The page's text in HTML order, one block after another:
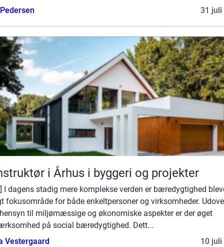
31 juli
i Århus i byggeri og projekter
I dagens stadig mere komplekse verden er bæredygtighed
fokusområde for både enkeltpersoner og virksomheder.
til miljømæssige og økonomiske aspekter er der øget
på social bæredygtighed. Dett...
Vestergaard
10 juli